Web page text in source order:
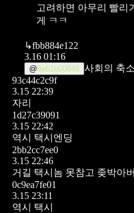
고려하면 아무리 빨리
게 ㅋㅋ
↳fbb884e122
3.16 01:16
@8e61b00846 사회의 축
93c44c2c9f
3.15 22:39
자리
1d27c39091
3.15 22:42
역시 택시엔딩
2bb2cc7ee0
3.15 22:46
거길 택시놈 못참고 좆박아
0c9ea7fe01
3.15 23:11
역시 택시